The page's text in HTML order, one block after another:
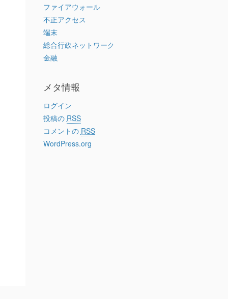
ファイアウォール
不正アクセス
端末
総合行政ネットワーク
金融
メタ情報
ログイン
投稿の RSS
コメントの RSS
WordPress.org